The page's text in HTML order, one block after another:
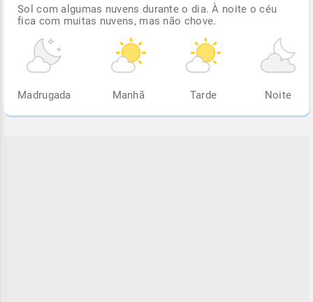
Sol com algumas nuvens durante o dia. À noite o céu
fica com muitas nuvens, mas não chove.
Madrugada Manhã Tarde Noite